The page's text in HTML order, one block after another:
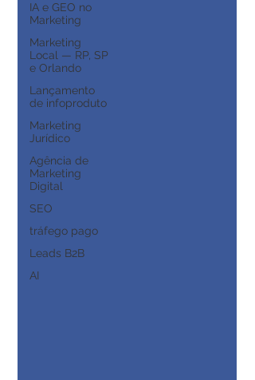
IA e GEO no
Marketing
Marketing
Local — RP, SP
e Orlando
Lançamento
de infoproduto
Marketing
Jurídico
Agência de
Marketing
Digital
SEO
tráfego pago
Leads B2B
AI